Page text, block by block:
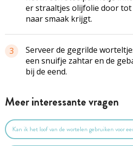
er straaltjes olijfolie door
naar smaak krijgt.
3
Serveer de gegrilde
een snuifje zahtaren de
bij de eend.
Meer interessante vragen
Kan ik het loof van de wortelen gebruiken voor